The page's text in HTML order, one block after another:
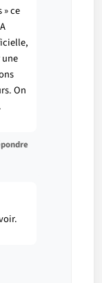
» ce
On